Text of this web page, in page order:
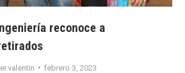
reconoce a
febrero 3, 2023